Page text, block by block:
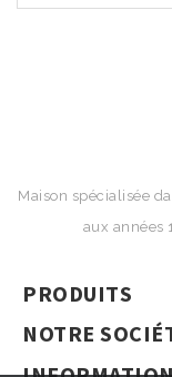
Maison spécialisée
aux années
PRODUITS
NOTRE